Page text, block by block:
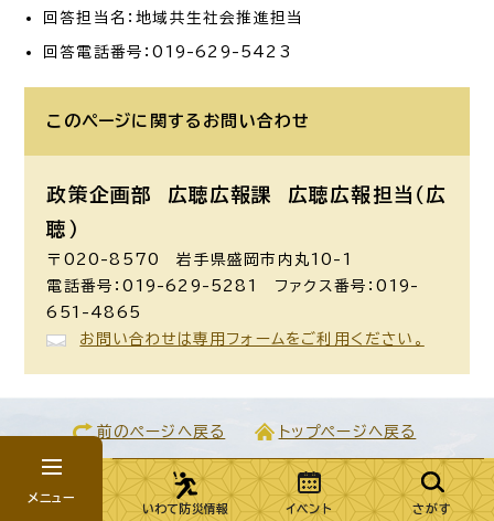
回答担当名：地域共生社会推進担当
回答電話番号：019-629-5423
このページに関する お問い合わせ
政策企画部 広聴広報課
広聴広報担当（広
聴）
〒020-8570 岩手県盛岡市内丸10-1
電話番号：019-629-5281 ファクス番号：019-
651-4865
お問い合わせは専用フォームをご利用ください。
メニュー
いわて防災情報
イベント さがす
前のページへ戻る トップページへ戻る
表示 PC スマートフォン